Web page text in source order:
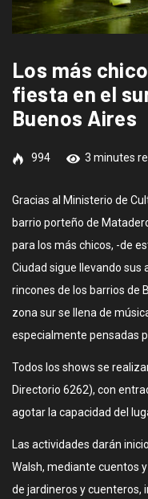
Los más
fiesta en el
Buenos Aires
994 3 minutes
Gracias al Ministerio de
barrio porteño de
para los más chicos, -de
Ciudad sigue llevando
rincones de los barrios de
zona sur se llena de
especialmente pensadas
Todos los shows se
Directorio 6262), con
agotar la capacidad del
Las actividades darán
Walsh, mediante cuentos
de jardineros y cuenteros,